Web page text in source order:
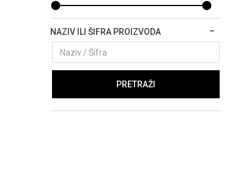
NAZIV ILI ŠIFRA PROIZVODA
PRETRAŽI